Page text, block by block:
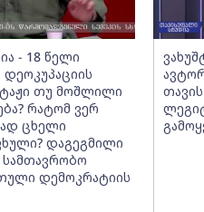
- 18 წელი
თუ მოშლილი
რატომ ვერ
ცხელი
დაგეგმილი
დემოკრატიის